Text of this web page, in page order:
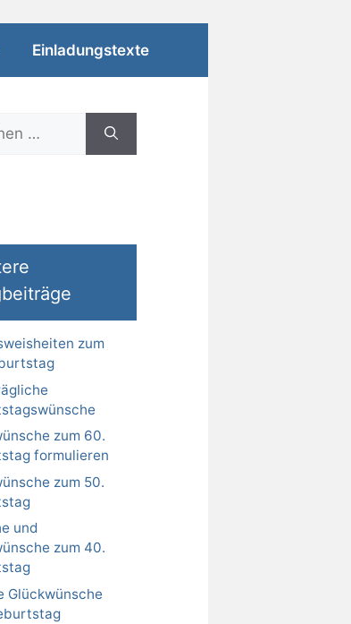
Einladungstexte
zum
zum 60.
formulieren
zum 50.
und
zum 40.
Glückwünsche